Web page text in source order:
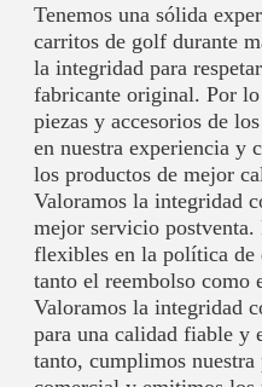
Tenemos una sólida
carritos de golf durante
la integridad para
fabricante original. Por
piezas y accesorios de
en nuestra experiencia y
los productos de mejor
Valoramos la integridad
mejor servicio
flexibles en la política de
tanto el reembolso como
Valoramos la integridad
para una calidad fiable y
tanto, cumplimos nuestra